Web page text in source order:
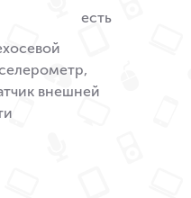
есть
внешней